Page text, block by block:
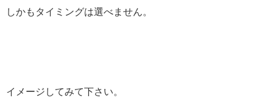
しかもタイミングは選べません。
イメージしてみて下さい。